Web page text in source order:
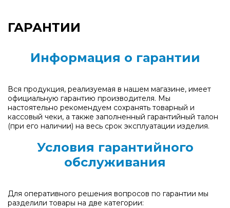
ГАРАНТИИ
Информация о гарантии
Вся продукция, реализуемая в нашем магазине, имеет
официальную гарантию производителя. Мы
настоятельно рекомендуем сохранять товарный и
кассовый чеки, а также заполненный гарантийный талон
(при его наличии) на весь срок эксплуатации изделия.
Условия гарантийного
обслуживания
Для оперативного решения вопросов по гарантии мы
разделили товары на две категории: